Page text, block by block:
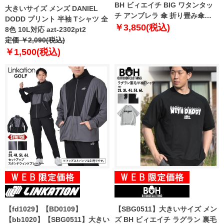
大きいサイズ メンズ DANIEL
DODD プリント 半袖 Tシャツ 全
8色 10L対応 azt-2302pt2
定価 ￥2,090(税込)
￥1,500(税込)
BH ビィエイチ BIG ワタンタッ
チ アンブレラ 傘 折り畳み傘
azum-239001
￥3,850(税込)
【fd1029】【BD0109】
【bb1020】【SBG0511】大きい
【SBG0511】大きいサイズ メン
ズ BH ビィエイチ ラグラン 裏毛